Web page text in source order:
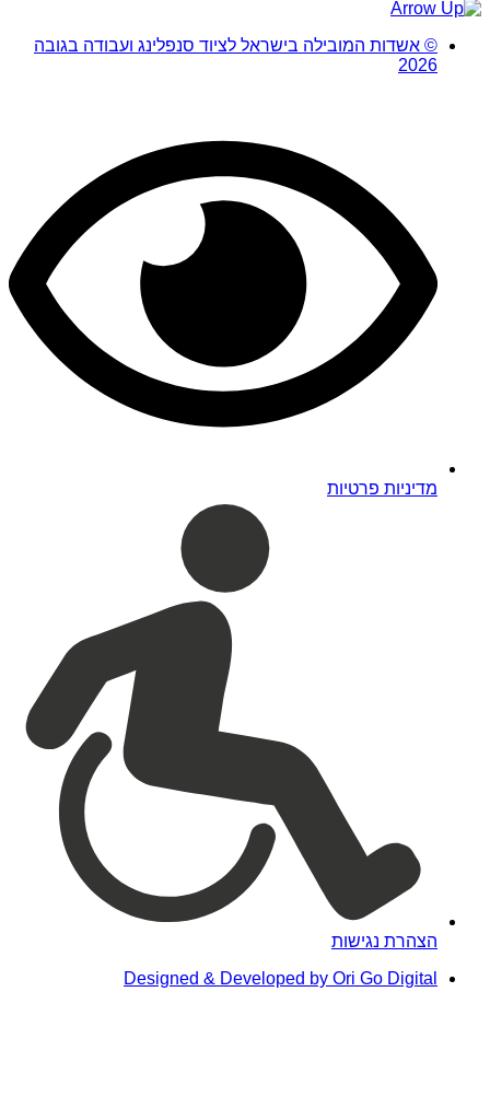
© אשדות המובילה בישראל לציוד סנפלינג ועבודה בגובה
2026
מדיניות פרטיות
הצהרת נגישות
Designed & Developed by Ori Go Digital